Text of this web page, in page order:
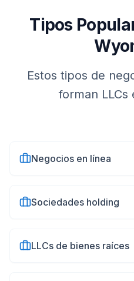
Tipos
Estos tipos de
forman LLCs
Negocios en línea
Sociedades holding
LLCs de bienes raíces